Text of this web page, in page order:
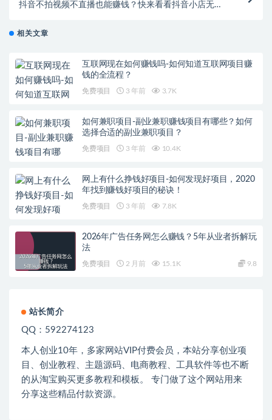
抖音不拍视频不直播也能赚钱？快来看看抖音小店无货
相关文章
互联网现在如何赚钱吗-如何知道互联网项目赚
钱的全流程？
免费项目 3 年前 3.7K
如何兼职项目-副业兼职赚钱项目有哪些？如何
选择合适的副业兼职项目？
免费项目 3 年前 10.4K
网上有什么挣钱好项目-如何发现好项目，2020
年找到赚钱好项目的秘诀！
免费项目 3 年前 7.8K
2026年广告任务网怎么赚钱？5年从业者拆解玩
法
免费项目 2 月前 15.1K 9.8
站长简介
QQ：592274123
本人创业10年，多家网站VIP付费会员，本站分享创业项
目、创业教程、主题源码、电商教程、工具软件等也不断
的从淘宝购买更多教程和模板。 专门做了这个网站用来
分享这些精品付款资源。